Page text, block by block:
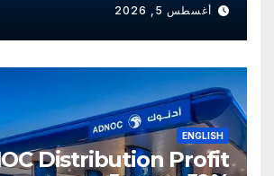
أغسطس 5, 2026
ENGLISH
Distribution Profit